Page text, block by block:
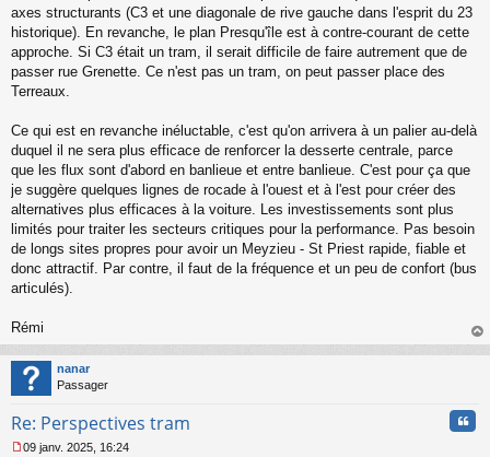
axes structurants (C3 et une diagonale de rive gauche dans l'esprit du 23
historique). En revanche, le plan Presqu'île est à contre-courant de cette
approche. Si C3 était un tram, il serait difficile de faire autrement que de
passer rue Grenette. Ce n'est pas un tram, on peut passer place des
Terreaux.
Ce qui est en revanche inéluctable, c'est qu'on arrivera à un palier au-delà
duquel il ne sera plus efficace de renforcer la desserte centrale, parce
que les flux sont d'abord en banlieue et entre banlieue. C'est pour ça que
je suggère quelques lignes de rocade à l'ouest et à l'est pour créer des
alternatives plus efficaces à la voiture. Les investissements sont plus
limités pour traiter les secteurs critiques pour la performance. Pas besoin
de longs sites propres pour avoir un Meyzieu - St Priest rapide, fiable et
donc attractif. Par contre, il faut de la fréquence et un peu de confort (bus
articulés).
Rémi
au
nanar
Passager
Re: Perspectives tram
09 janv. 2025, 16:24